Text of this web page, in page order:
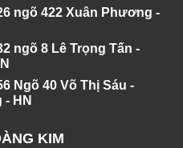
ngõ 422 Xuân Phương -
ngõ 8 Lê Trọng Tấn -
Ngõ 40 Võ Thị Sáu -
HN
KIM